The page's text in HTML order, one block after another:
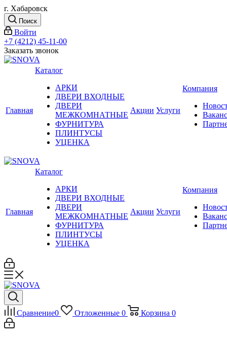
г. Хабаровск
Поиск
Войти
+7 (4212) 45-11-00
Заказать звонок
Главная
Каталог
АРКИ
ДВЕРИ ВХОДНЫЕ
ДВЕРИ
МЕЖКОМНАТНЫЕ
ФУРНИТУРА
ПЛИНТУСЫ
УЦЕНКА
Акции Услуги
Компания
Главная
Каталог
АРКИ
ДВЕРИ ВХОДНЫЕ
ДВЕРИ
МЕЖКОМНАТНЫЕ
ФУРНИТУРА
ПЛИНТУСЫ
УЦЕНКА
Акции Услуги
Компания
Сравнение0 Отложенные 0 Корзина 0